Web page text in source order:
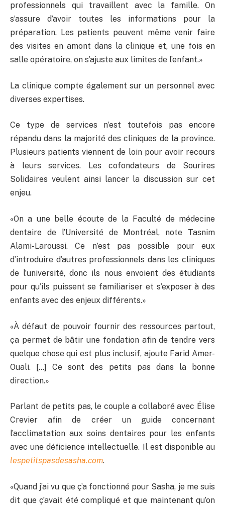
professionnels qui travaillent avec la famille. On
s’assure d’avoir toutes les informations pour la
préparation. Les patients peuvent même venir faire
des visites en amont dans la clinique et, une fois en
salle opératoire, on s’ajuste aux limites de l’enfant.»
La clinique compte également sur un personnel avec
diverses expertises.
Ce type de services n’est toutefois pas encore
répandu dans la majorité des cliniques de la province.
Plusieurs patients viennent de loin pour avoir recours
à leurs services. Les cofondateurs de Sourires
Solidaires veulent ainsi lancer la discussion sur cet
enjeu.
«On a une belle écoute de la Faculté de médecine
dentaire de l’Université de Montréal, note Tasnim
Alami-Laroussi. Ce n’est pas possible pour eux
d’introduire d’autres professionnels dans les cliniques
de l’université, donc ils nous envoient des étudiants
pour qu’ils puissent se familiariser et s’exposer à des
enfants avec des enjeux différents.»
«À défaut de pouvoir fournir des ressources partout,
ça permet de bâtir une fondation afin de tendre vers
quelque chose qui est plus inclusif, ajoute Farid Amer-
Ouali. […] Ce sont des petits pas dans la bonne
direction.»
Parlant de petits pas, le couple a collaboré avec Élise
Crevier afin de créer un guide concernant
l’acclimatation aux soins dentaires pour les enfants
avec une déficience intellectuelle. Il est disponible au
lespetitspasdesasha.com.
«Quand j’ai vu que ç’a fonctionné pour Sasha, je me suis
dit que ç’avait été compliqué et que maintenant qu’on